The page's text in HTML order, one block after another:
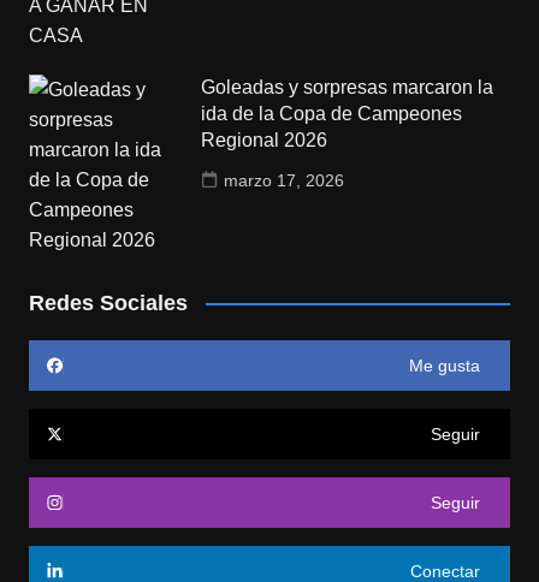
Goleadas y sorpresas marcaron la
ida de la Copa de Campeones
Regional 2026
marzo 17, 2026
Redes Sociales
Me gusta
Seguir
Seguir
Conectar